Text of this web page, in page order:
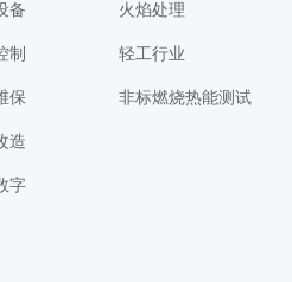
备
制
保
造
字
火焰处理
轻工行业
非标燃烧热能测试